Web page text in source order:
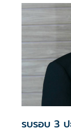
รบรอบ 3 ป